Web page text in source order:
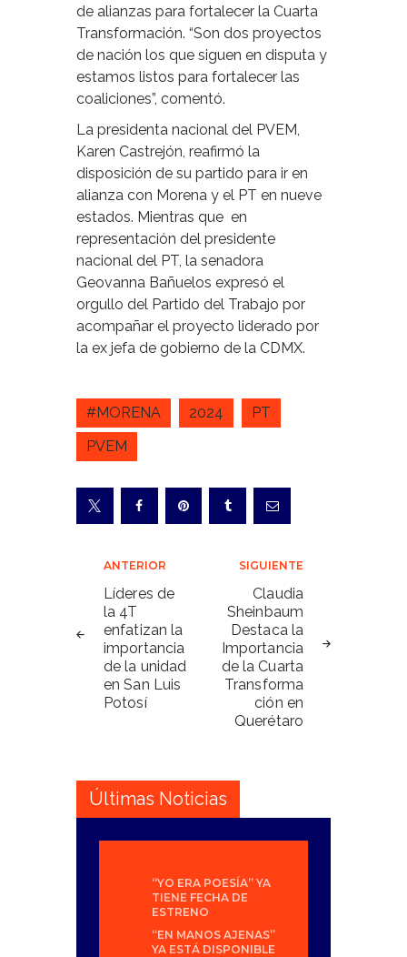
de alianzas para fortalecer la Cuarta
Transformación. “Son dos proyectos
de nación los que siguen en disputa y
estamos listos para fortalecer las
coaliciones”, comentó.
La presidenta nacional del PVEM,
Karen Castrejón, reafirmó la
disposición de su partido para ir en
alianza con Morena y el PT en nueve
estados. Mientras que en
representación del presidente
nacional del PT, la senadora
Geovanna Bañuelos expresó el
orgullo del Partido del Trabajo por
acompañar el proyecto liderado por
la ex jefa de gobierno de la CDMX.
#MORENA 2024
PT
PVEM
Navegación
de
entradas
ANTERIOR
Líderes de
la 4T
enfatizan la
importancia
de la unidad
en San Luis
Potosí
SIGUIENTE
Claudia
Sheinbaum
Destaca la
Importancia
de la Cuarta
Transforma
ción en
Querétaro
Últimas Noticias
“YO ERA POESÍA” YA
TIENE FECHA DE
ESTRENO
“EN MANOS AJENAS”
YA ESTÁ DISPONIBLE